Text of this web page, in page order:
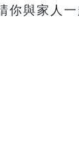
你與家人